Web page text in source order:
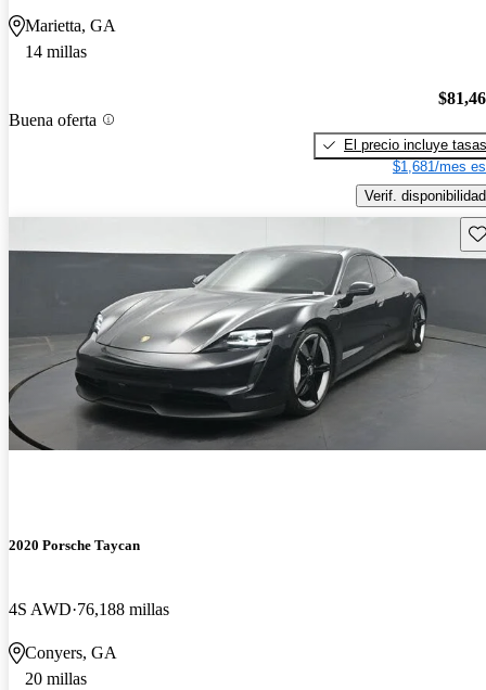
Marietta, GA
14 millas
Buena oferta
El precio incluye tasas
$1,681/mes
Verif. disponibilidad
2020 Porsche Taycan
4S AWD 76,188 millas
Conyers, GA
20 millas